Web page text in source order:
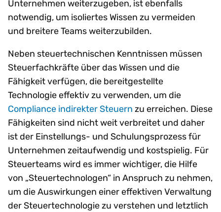
Unternehmen weiterzugeben, ist ebenfalls
notwendig, um isoliertes Wissen zu vermeiden
und breitere Teams weiterzubilden.
Neben steuertechnischen Kenntnissen müssen
Steuerfachkräfte über das Wissen und die
Fähigkeit verfügen, die bereitgestellte
Technologie effektiv zu verwenden, um die
Compliance indirekter Steuern zu erreichen. Diese
Fähigkeiten sind nicht weit verbreitet und daher
ist der Einstellungs- und Schulungsprozess für
Unternehmen zeitaufwendig und kostspielig. Für
Steuerteams wird es immer wichtiger, die Hilfe
von „Steuertechnologen“ in Anspruch zu nehmen,
um die Auswirkungen einer effektiven Verwaltung
der Steuertechnologie zu verstehen und letztlich